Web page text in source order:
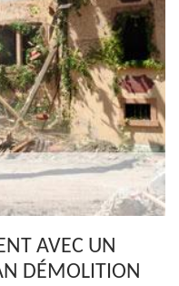
AVEC UN
DÉMOLITION